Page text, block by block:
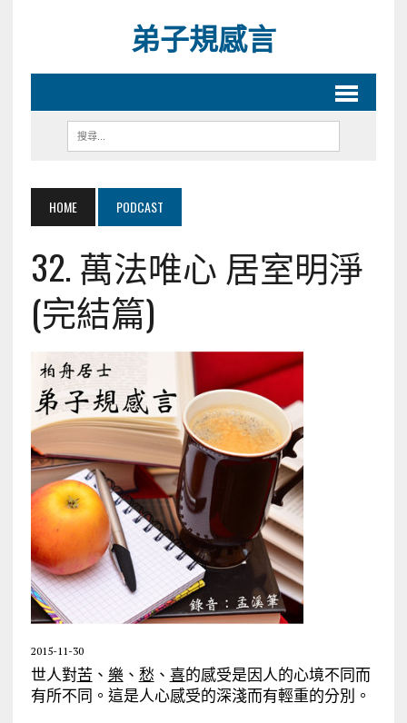
弟子規感言
HOME PODCAST
32. 萬法唯心 居室明淨
(完結篇)
2015-11-30
世人對苦 、 樂 、 愁 、 喜的感受是因人的心境不同而
有所不同。這是人心感受的深淺而有輕重的分別。